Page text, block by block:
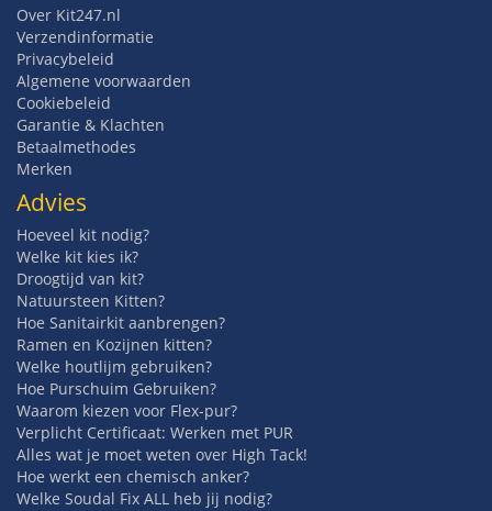
Over Kit247.nl
Verzendinformatie
Privacybeleid
Algemene voorwaarden
Cookiebeleid
Garantie & Klachten
Betaalmethodes
Merken
Advies
Hoeveel kit nodig?
Welke kit kies ik?
Droogtijd van kit?
Natuursteen Kitten?
Hoe Sanitairkit aanbrengen?
Ramen en Kozijnen kitten?
Welke houtlijm gebruiken?
Hoe Purschuim Gebruiken?
Waarom kiezen voor Flex-pur?
Verplicht Certificaat: Werken met PUR
Alles wat je moet weten over High Tack!
Hoe werkt een chemisch anker?
Welke Soudal Fix ALL heb jij nodig?